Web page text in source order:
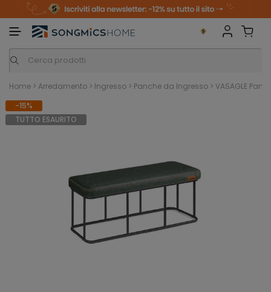
Home > Arredamento > Ingresso > Panche da Ingresso > VASAGLE
-15%
TUTTO ESAURITO
n
i